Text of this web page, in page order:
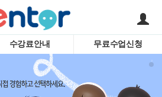
서비스안내
강사소개
어린이
비즈니
수강료안내 무료수업신청